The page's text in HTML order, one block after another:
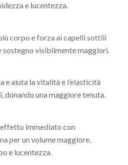
e lucentezza.
corpo e forza ai capelli sottili
sostegno visibilmente maggiori.
aiuta la vitalità e l’elasticità
donando una maggiore tenuta.
immediato con
per un volume maggiore,
e lucentezza.